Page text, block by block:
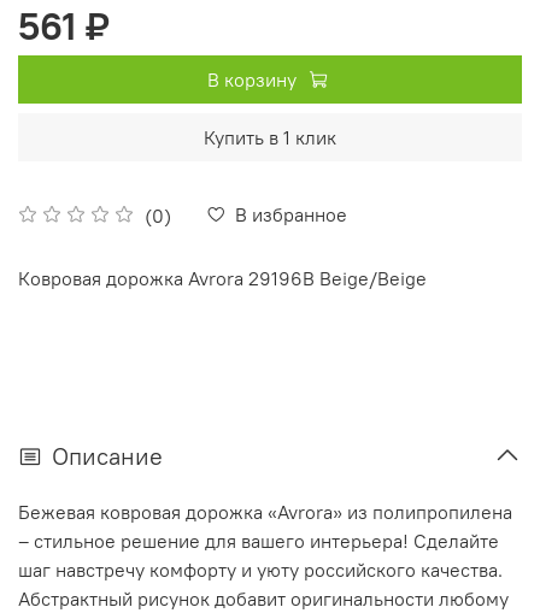
(0) В избранное
561 ₽
В корзину
Купить в 1 клик
Ковровая дорожка Avrora 29196B Beige/Beige
Описание
Бежевая ковровая дорожка «Avrora» из полипропилена
– стильное решение для вашего интерьера! Сделайте
шаг навстречу комфорту и уюту российского качества.
Абстрактный рисунок добавит оригинальности любому